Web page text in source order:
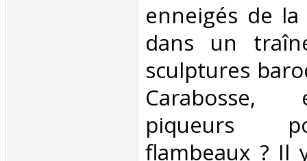
enneigés de
dans un
sculptures
piqueurs
flambeaux ? Il